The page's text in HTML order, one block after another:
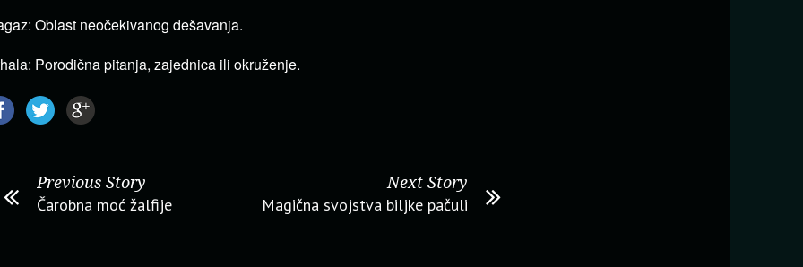
Oblast neočekivanog dešavanja.
Porodična pitanja, zajednica ili okruženje.
Previous Story
Čarobna moć žalfije
Next Story
Magična svojstva biljke pačuli